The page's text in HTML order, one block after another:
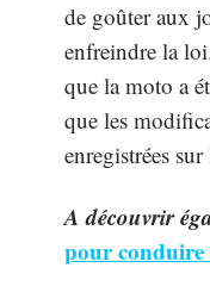
de goûter aux
enfreindre la
que la moto a
que les
enregistrées
A découvrir
pour